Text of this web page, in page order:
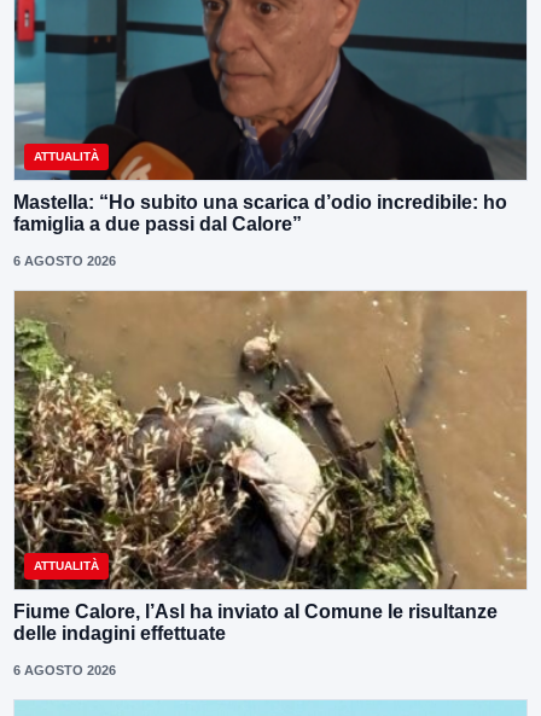
ATTUALITÀ
Mastella: “Ho subito una scarica d’odio incredibile: ho
famiglia a due passi dal Calore”
6 AGOSTO 2026
ATTUALITÀ
Fiume Calore, l’Asl ha inviato al Comune le risultanze
delle indagini effettuate
6 AGOSTO 2026